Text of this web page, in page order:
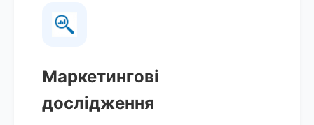
Маркетингові
дослідження